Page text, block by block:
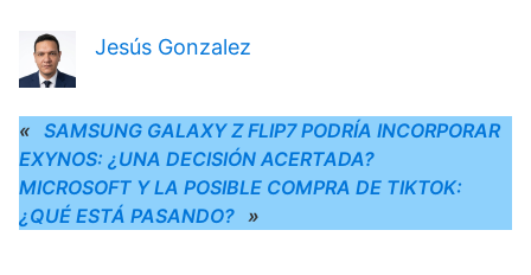
Jesús Gonzalez
« SAMSUNG GALAXY Z FLIP7 PODRÍA INCORPORAR
EXYNOS: ¿UNA DECISIÓN ACERTADA?
MICROSOFT Y LA POSIBLE COMPRA DE TIKTOK:
¿QUÉ ESTÁ PASANDO? »